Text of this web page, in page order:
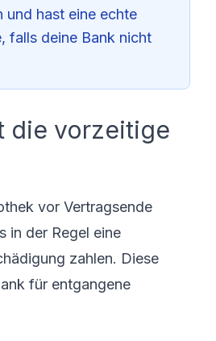
und hast eine echte
falls deine Bank nicht
die vorzeitige
vor Vertragsende
in der Regel eine
zahlen. Diese
für entgangene